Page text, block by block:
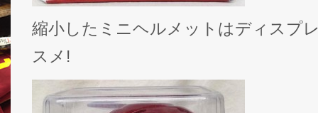
縮小したミニヘルメットはディスプ
スメ!